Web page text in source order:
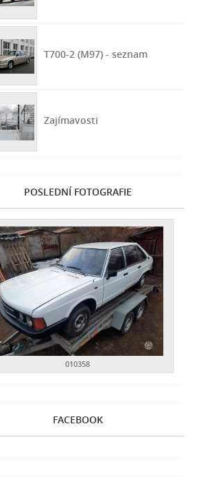
T700-2 (M97) - seznam
Zajímavosti
POSLEDNÍ FOTOGRAFIE
010358
FACEBOOK